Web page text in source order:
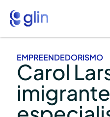
EMPREENDEDORISMO
Carol